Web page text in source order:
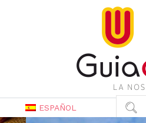
ESPAÑOL